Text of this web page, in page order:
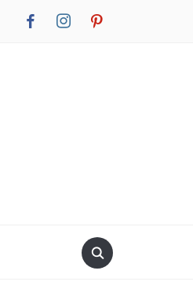
facebook instagrampinterest